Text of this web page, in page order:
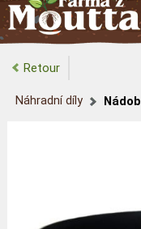
Retour
Náhradní díly